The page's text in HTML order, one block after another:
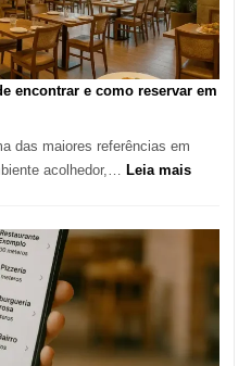
encontrar e como reservar em
das maiores referências em
acolhedor,…
Leia mais:
como
reservar